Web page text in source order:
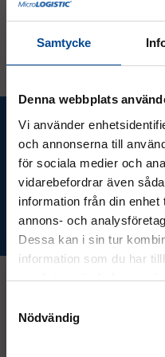
Samtycke
Denna webbplats
Vi använder
och annonserna till
för sociala medier och
vidarebefordrar även
information från din
annons- och
Dessa kan i sin tur
information som du har
samlat in när du har
Nödvändig
Ta del av våra
Kontakt